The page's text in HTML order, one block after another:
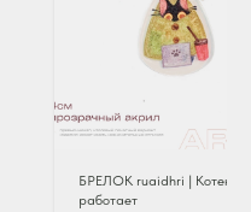
БРЕЛОК ruaidhri | Котенок
работает